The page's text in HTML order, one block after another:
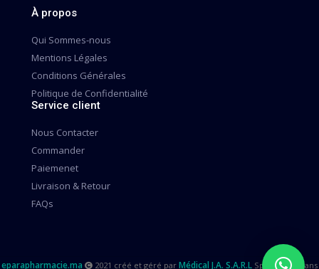
À propos
Qui Sommes-nous
Mentions Légales
Conditions Générales
Politique de Confidentialité
Service client
Nous Contacter
Commander
Paiemenet
Livraison & Retour
FAQs
eparapharmacie.ma 2021 créé et géré par Médical J.A. S.A.R.L Spécialisée dans